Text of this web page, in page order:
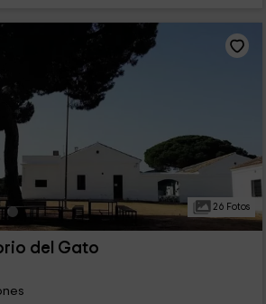
26 Fotos
del Gato